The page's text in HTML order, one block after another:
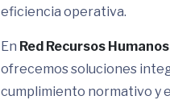
eficiencia operativa.
En Red Recursos Humanos
ofrecemos soluciones
cumplimiento normativo y